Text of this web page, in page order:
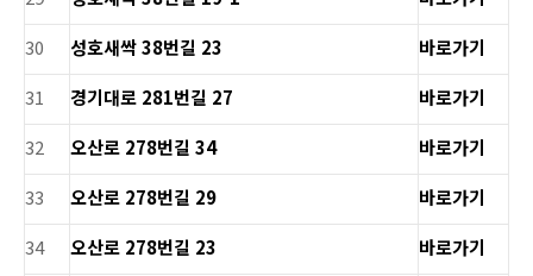
30
성호새싹 38번길 23
바로가기
31
경기대로 281번길 27
바로가기
32
오산로 278번길 34
바로가기
33
오산로 278번길 29
바로가기
34
오산로 278번길 23
바로가기